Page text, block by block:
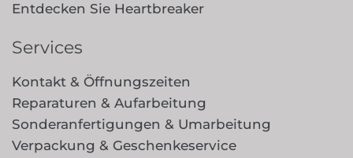
Entdecken Sie Heartbreaker
Services
Kontakt & Öffnungszeiten
Reparaturen & Aufarbeitung
Sonderanfertigungen & Umarbeitung
Verpackung & Geschenkeservice